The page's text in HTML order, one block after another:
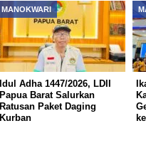
MANOKWARI
Idul Adha 1447/2026, LDII
Papua Barat Salurkan
Ratusan Paket Daging
Kurban